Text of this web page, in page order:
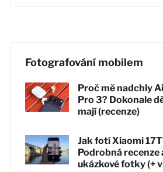
Fotografování mobilem
Proč mě nadchly
Pro 3? Dokonale
mají (recenze)
Jak fotí Xiaomi
Podrobná recenze
ukázkové fotky (+